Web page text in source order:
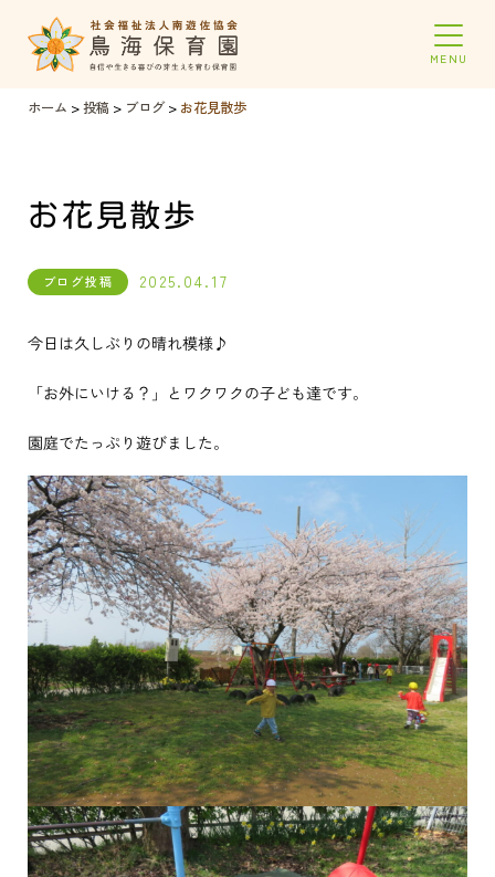
ホーム >投稿 > ブログ> お花見散歩
お花見散歩
ブログ投稿 2025.04.17
今日は久しぶりの晴れ模様♪
「お外にいける？」とワクワクの子ども達です。
園庭でたっぷり遊びました。